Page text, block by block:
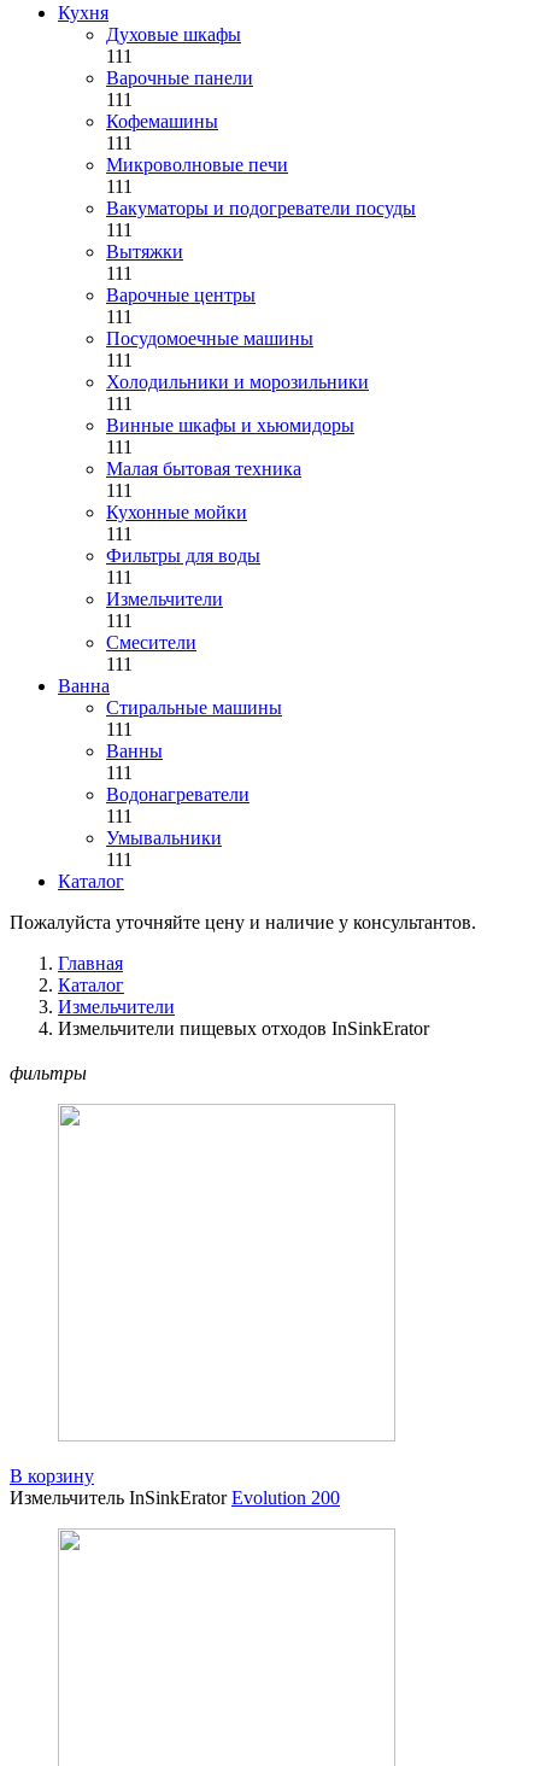
Кухня
Духовые шкафы
111
Варочные панели
111
Кофемашины
111
Микроволновые печи
111
Вакуматоры и подогреватели посуды
111
Вытяжки
111
Варочные центры
111
Посудомоечные машины
111
Холодильники и морозильники
111
Винные шкафы и хьюмидоры
111
Малая бытовая техника
111
Кухонные мойки
111
Фильтры для воды
111
Измельчители
111
Смесители
111
Ванна
Стиральные машины
111
Ванны
111
Водонагреватели
111
Умывальники
111
Каталог
Пожалуйста уточняйте цену и наличие у консультантов.
Главная
Каталог
Измельчители
Измельчители пищевых отходов InSinkErator
фильтры
В корзину
Измельчитель InSinkEratorEvolution 200